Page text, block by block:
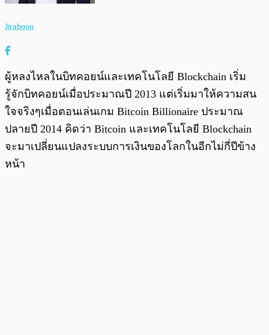
Jiraboon
ผู้หลงไหลในบิทคอยน์และเทคโนโลยี Blockchain เริ่ม
รู้จักบิทคอยน์เมื่อประมาณปี 2013 แต่เริ่มมาให้ความสน
ใจจริงๆเมื่อตอนเล่นเกม Bitcoin Billionaire ประมาณ
ปลายปี 2014 คิดว่า Bitcoin และเทคโนโลยี Blockchain
จะมาเปลี่ยนแปลงระบบการเงินของโลกในอีกไม่กี่ปีข้าง
หน้า